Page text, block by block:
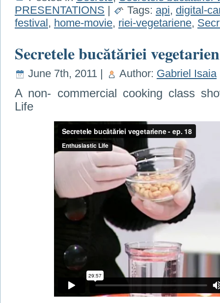
PRESENTATIONS
Tags: api, digital-
festival , home-movie, riei-vegetariene,
Secretele bucătăriei
June 7th, 2011 | Author: Gabriel Isaia
A non- commercial cooking class
Life